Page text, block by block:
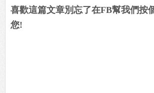
喜歡這篇文章別忘了在FB幫我們按
您!